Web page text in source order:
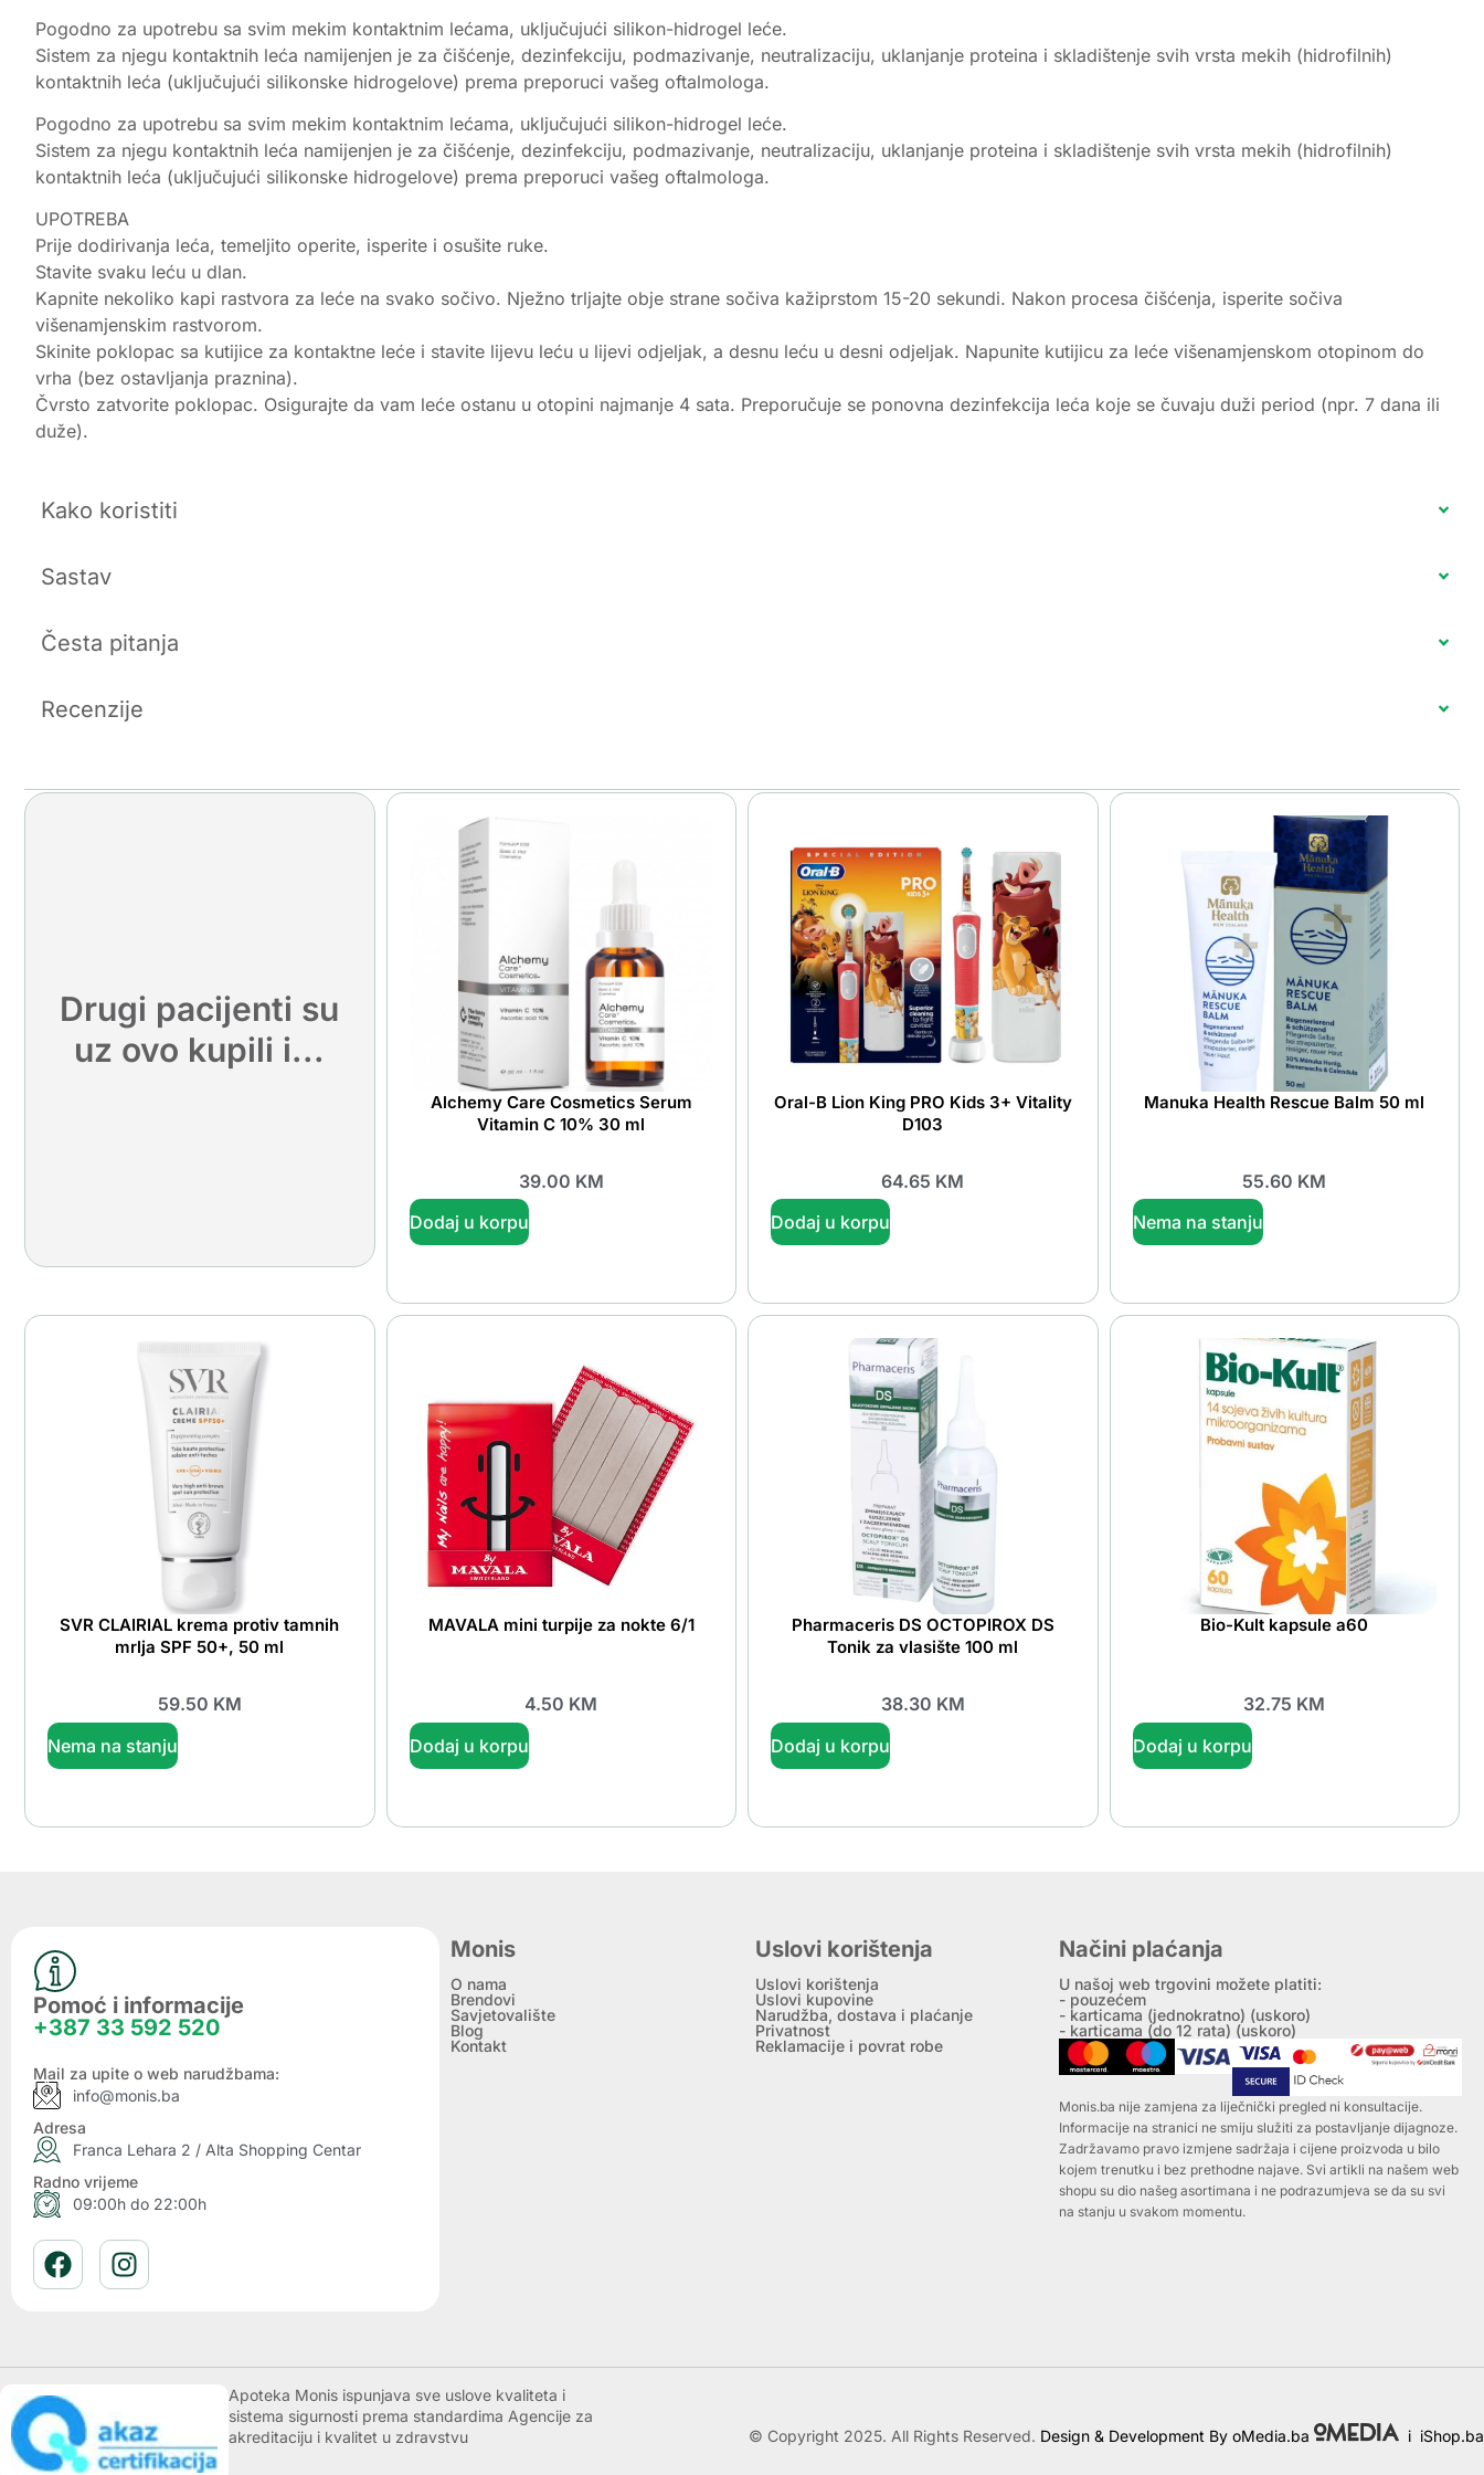
Pogodno za upotrebu sa svim mekim kontaktnim lećama, uključujući silikon-hidrogel leće.
Sistem za njegu kontaktnih leća namijenjen je za čišćenje, dezinfekciju, podmazivanje, neutralizaciju, uklanjanje proteina i skladištenje svih vrsta mekih (hidrofilnih)
kontaktnih leća (uključujući silikonske hidrogelove) prema preporuci vašeg oftalmologa.
Pogodno za upotrebu sa svim mekim kontaktnim lećama, uključujući silikon-hidrogel leće.
Sistem za njegu kontaktnih leća namijenjen je za čišćenje, dezinfekciju, podmazivanje, neutralizaciju, uklanjanje proteina i skladištenje svih vrsta mekih (hidrofilnih)
kontaktnih leća (uključujući silikonske hidrogelove) prema preporuci vašeg oftalmologa.
UPOTREBA
Prije dodirivanja leća, temeljito operite, isperite i osušite ruke.
Stavite svaku leću u dlan.
Kapnite nekoliko kapi rastvora za leće na svako sočivo. Nježno trljajte obje strane sočiva kažiprstom 15-20 sekundi. Nakon procesa čišćenja, isperite sočiva
višenamjenskim rastvorom.
Skinite poklopac sa kutijice za kontaktne leće i stavite lijevu leću u lijevi odjeljak, a desnu leću u desni odjeljak. Napunite kutijicu za leće višenamjenskom otopinom do
vrha (bez ostavljanja praznina).
Čvrsto zatvorite poklopac. Osigurajte da vam leće ostanu u otopini najmanje 4 sata. Preporučuje se ponovna dezinfekcija leća koje se čuvaju duži period (npr. 7 dana ili
duže).
Kako koristiti
Sastav
Česta pitanja
Recenzije
Drugi pacijenti su
uz ovo kupili i...
Alchemy Care Cosmetics Serum
Vitamin C 10% 30 ml
39.00 KM
Dodaj u korpu
Oral-B Lion King PRO Kids 3+ Vitality
D103
64.65 KM
Dodaj u korpu
Manuka Health Rescue Balm 50 ml
55.60 KM
Nema na stanju
SVR CLAIRIAL krema protiv tamnih
mrlja SPF 50+, 50 ml
59.50 KM
Nema na stanju
MAVALA mini turpije za nokte 6/1
4.50 KM
Dodaj u korpu
Pharmaceris DS OCTOPIROX DS
Tonik za vlasište 100 ml
38.30 KM
Dodaj u korpu
Bio-Kult kapsule a60
32.75 KM
Dodaj u korpu
Pomoć i informacije
+387 33 592 520
Mail za upite o web narudžbama:
info@monis.ba
Adresa
Franca Lehara 2 / Alta Shopping Centar
Radno vrijeme
09:00h do 22:00h
Monis
O nama
Brendovi
Savjetovalište
Blog
Kontakt
Uslovi korištenja
Uslovi korištenja
Uslovi kupovine
Narudžba, dostava i plaćanje
Privatnost
Reklamacije i povrat robe
Načini plaćanja
U našoj web trgovini možete platiti:
- pouzećem
- karticama (jednokratno) (uskoro)
- karticama (do 12 rata) (uskoro)
Monis.ba nije zamjena za liječnički pregled ni konsultacije.
Informacije na stranici ne smiju služiti za postavljanje dijagnoze.
Zadržavamo pravo izmjene sadržaja i cijene proizvoda u bilo
kojem trenutku i bez prethodne najave. Svi artikli na našem web
shopu su dio našeg asortimana i ne podrazumjeva se da su svi
na stanju u svakom momentu.
Apoteka Monis ispunjava sve uslove kvaliteta i
sistema sigurnosti prema standardima Agencije za
akreditaciju i kvalitet u zdravstvu
© Copyright 2025. All Rights Reserved. Design & Development By oMedia.ba i iShop.ba